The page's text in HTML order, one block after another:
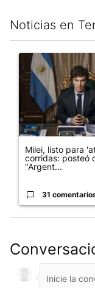
Noticias en
Este listado muestra
Un artículo de
Milei, listo para
corridas: posteó
"Argent...
31